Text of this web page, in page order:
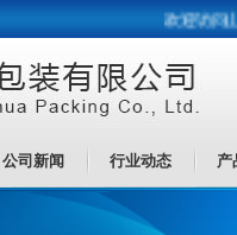
欢迎访问山东
公司新闻
公司新闻
行业动态
行业动态
产